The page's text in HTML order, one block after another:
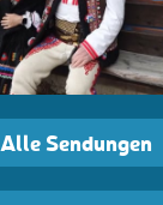
Alle Sendungen